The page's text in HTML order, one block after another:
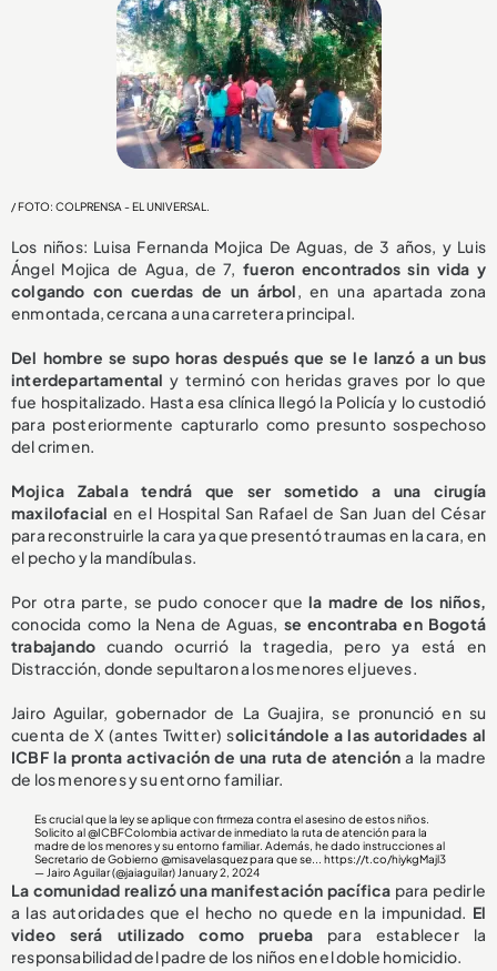
/ FOTO: COLPRENSA - EL UNIVERSAL.
Los niños: Luisa Fernanda Mojica De Aguas, de 3 años, y Luis
Ángel Mojica de Agua, de 7,fueron encontrados sin vida y
colgando con cuerdas de un árbol, en una apartada zona
enmontada, cercana a una carretera principal.
Del hombre se supo horas después que se le lanzó a un bus
interdepartamental y terminó con heridas graves por lo que
fue hospitalizado. Hasta esa clínica llegó la Policía y lo custodió
para posteriormente capturarlo como presunto sospechoso
del crimen.
Mojica Zabala tendrá que ser sometido a una cirugía
maxilofacialen el Hospital San Rafael de San Juan del César
para reconstruirle la cara ya que presentó traumas en la cara, en
el pecho y la mandíbulas.
Por otra parte, se pudo conocer que la madre de los niños,
conocida como la Nena de Aguas, se encontraba en Bogotá
trabajando cuando ocurrió la tragedia, pero ya está en
Distracción, donde sepultaron a los menores el jueves.
Jairo Aguilar, gobernador de La Guajira, se pronunció en su
cuenta de X (antes Twitter) solicitándole a las autoridades al
ICBF la pronta activación de una ruta de atención a la madre
de los menores y su entorno familiar.
Es crucial que la ley se aplique con firmeza contra el asesino de estos niños.
Solicito al@ICBFColombia activar de inmediato la ruta de atención para la
madre de los menores y su entorno familiar. Además, he dado instrucciones al
Secretario de Gobierno@misavelasquezpara que se...https://t.co/hiykgMajl3
— Jairo Aguilar (@jaiaguilar) January 2, 2024
La comunidad realizó una manifestación pacífica para pedirle
a las autoridades que el hecho no quede en la impunidad. El
video será utilizado como prueba para establecer la
responsabilidad del padre de los niños en el doble homicidio.